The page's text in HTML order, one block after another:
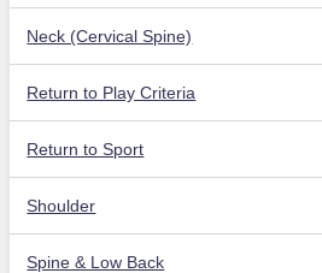
Neck (Cervical Spine)
Return to Play Criteria
Return to Sport
Shoulder
Spine & Low Back